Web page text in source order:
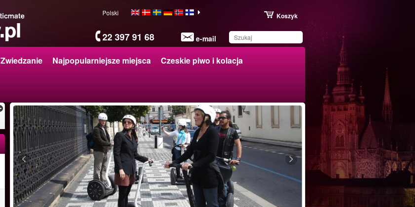
22 397 91 68 e-mail
Koszyk
Polski
Zwiedzanie Najpopularniejsze miejsca Czeskie piwo i kolacja